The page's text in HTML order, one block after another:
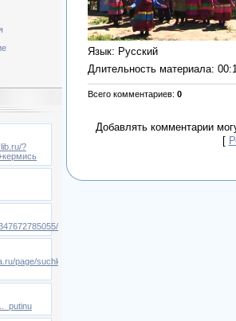
Язык: Русский
Длительность материала:
Всего комментариев: 0
Добавлять комментарии
[